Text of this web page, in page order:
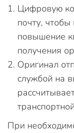
Цифровую
почту,
повышение
получения
Оригинал
службой на
При